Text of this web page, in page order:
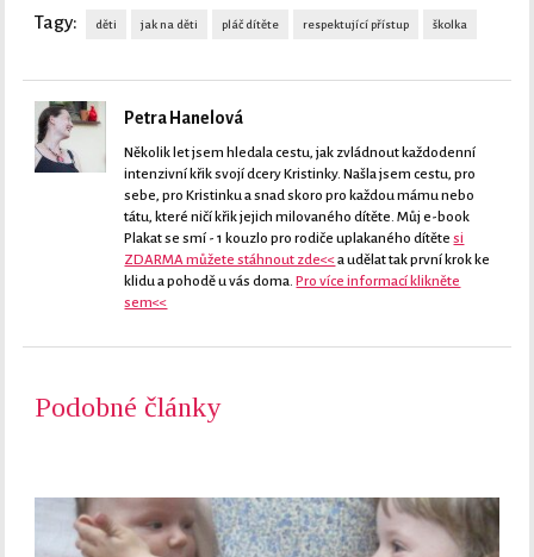
Tagy: děti jak na děti pláč dítěte respektující přístup školka
Petra Hanelová
Několik let jsem hledala cestu, jak zvládnout každodenní
intenzivní křik svojí dcery Kristinky. Našla jsem cestu, pro
sebe, pro Kristinku a snad skoro pro každou mámu nebo
tátu, které ničí křik jejich milovaného dítěte. Můj e-book
Plakat se smí - 1 kouzlo pro rodiče uplakaného dítětesi
ZDARMA můžete stáhnout zde<<a udělat tak první krok ke
klidu a pohodě u vás doma.Pro více informací klikněte
sem<<
Podobné články